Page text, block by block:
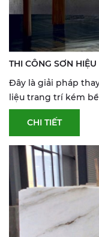
THI CÔNG SƠN
Đây là giải pháp
liệu trang trí kém
CHI TIẾT